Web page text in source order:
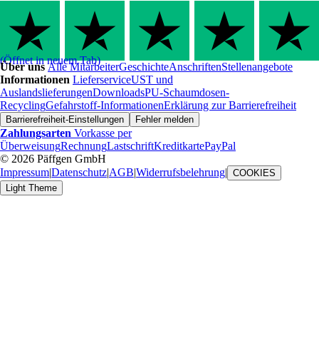
(Öffnet in neuem Tab)
Über unsAlle MitarbeiterGeschichteAnschriftenStellenangebote
Informationen LieferserviceUST und
AuslandslieferungenDownloadsPU-Schaumdosen-
RecyclingGefahrstoff-InformationenErklärung zur Barrierefreiheit
Barrierefreiheit-Einstellungen Fehler melden
Zahlungsarten Vorkasse per
ÜberweisungRechnungLastschriftKreditkartePayPal
© 2026 Päffgen GmbH
Impressum|Datenschutz|AGB|Widerrufsbelehrung| COOKIES
Light Theme